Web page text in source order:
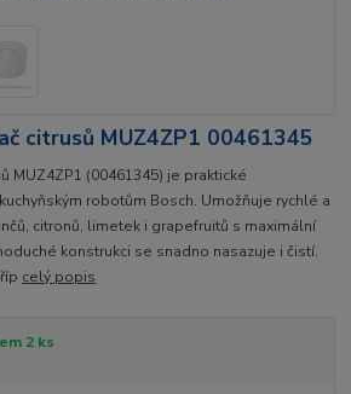
citrusů MUZ4ZP1 00461345
MUZ4ZP1 (00461345) je praktické
robotům Bosch. Umožňuje rychlé a
citronů, limetek i grapefruitů s maximální
konstrukci se snadno nasazuje i čistí.
celý popis
2 ks